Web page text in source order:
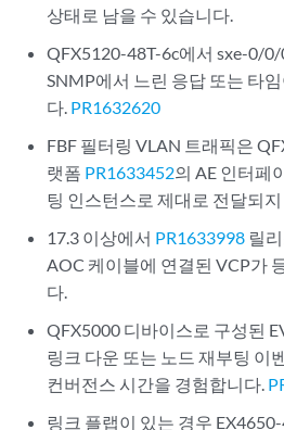
상태로 남을 수 있습니다.
QFX5120-48T-6c에서 sxe-0/
SNMP에서 느린 응답 또는 타
다. PR1632620
FBF 필터링 VLAN 트래픽은
랫폼 PR1633452의 AE 인터페
팅 인스턴스로 제대로 전달되
17.3 이상에서 PR1633998 릴
AOC 케이블에 연결된 VCP가
다.
QFX5000 디바이스로 구성된
링크 다운 또는 노드 재부팅 이
컨버전스 시간을 경험합니다.
링크 플랩이 있는 경우